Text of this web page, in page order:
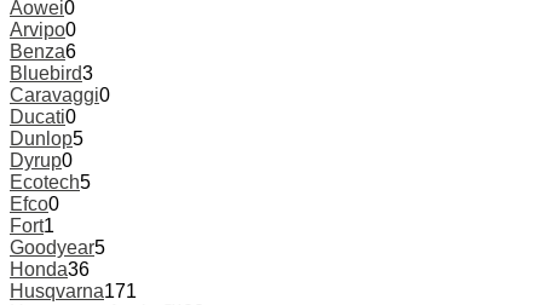
Aowei0
Arvipo0
Benza6
Bluebird3
Caravaggi0
Ducati0
Dunlop5
Dyrup0
Ecotech5
Efco0
Fort1
Goodyear5
Honda36
Husqvarna171